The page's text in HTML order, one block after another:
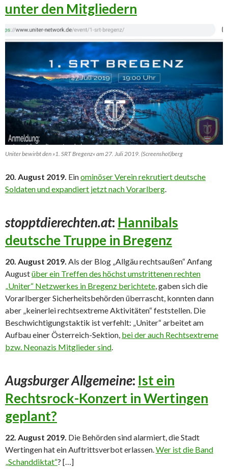
unter den Mitgliedern
Uniter bewirbt den »1. SRT Bregenz« am 27. Juli 2019. (Screenshot)berg
20. August 2019. Einominöser Verein rekrutiert deutsche
Soldaten und expandiert jetzt nach Vorarlberg.
stopptdierechten.at: Hannibals
deutsche Truppe in Bregenz
20. August 2019. Als der Blog „Allgäu rechtsaußen“ Anfang
Augustüber ein Treffen des höchst umstrittenen rechten
„Uniter“ Netzwerkes in Bregenz berichtete, gaben sich die
Vorarlberger Sicherheitsbehörden überrascht, konnten dann
aber „keinerlei rechtsextreme Aktivitäten“ feststellen. Die
Beschwichtigungstaktik ist verfehlt: „Uniter“ arbeitet am
Aufbau einer Österreich-Sektion, bei der auch Rechtsextreme
bzw. Neonazis Mitglieder sind.
Augsburger Allgemeine: Ist ein
Rechtsrock-Konzert in Wertingen
geplant?
22. August 2019. Die Behörden sind alarmiert, die Stadt
Wertingen hat ein Auftrittsverbot erlassen.Wer ist die Band
„Schanddiktat“? […]